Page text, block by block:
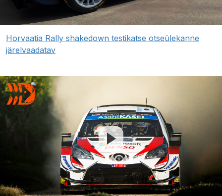
Horvaatia Rally shakedown testikatse otseülekanne
järelvaadatav